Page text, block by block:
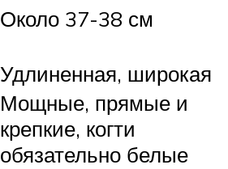
Около 37-38 см
Удлиненная, широкая
Мощные, прямые и
крепкие, когти
обязательно белые